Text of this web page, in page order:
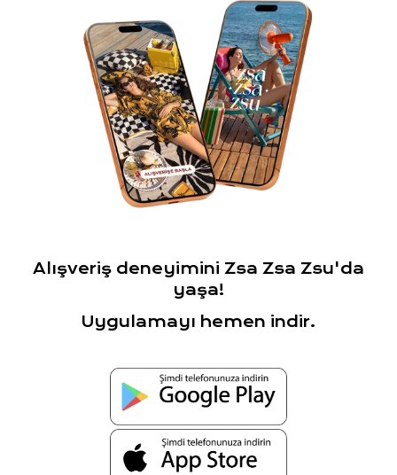
Alışveriş deneyimini Zsa Zsa Zsu'da
yaşa!
Uygulamayı hemen indir.